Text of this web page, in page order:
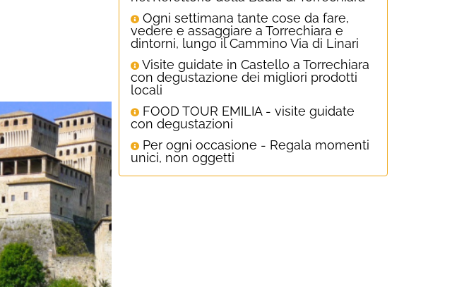
Ogni settimana tante cose da fare,
vedere e assaggiare a Torrechiara e
dintorni, lungo il Cammino Via di Linari
Visite guidate in Castello a Torrechiara
con degustazione dei migliori prodotti
locali
FOOD TOUR EMILIA - visite guidate
con degustazioni
Per ogni occasione - Regala momenti
unici, non oggetti